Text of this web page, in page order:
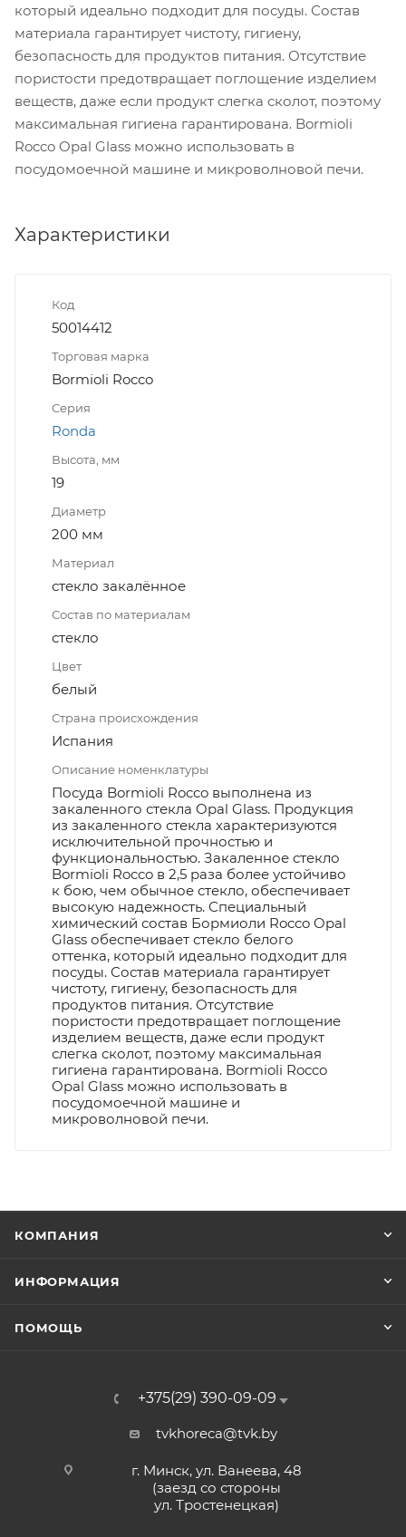
который идеально подходит для посуды. Состав
материала гарантирует чистоту, гигиену,
безопасность для продуктов питания. Отсутствие
пористости предотвращает поглощение изделием
веществ, даже если продукт слегка сколот, поэтому
максимальная гигиена гарантирована. Bormioli
Rocco Opal Glass можно использовать в
посудомоечной машине и микроволновой печи.
Характеристики
Код
50014412
Торговая марка
Bormioli Rocco
Серия
Ronda
Высота, мм
19
Диаметр
200 мм
Материал
стекло закалённое
Состав по материалам
стекло
Цвет
белый
Страна происхождения
Испания
Описание номенклатуры
Посуда Bormioli Rocco выполнена из
закаленного стекла Opal Glass. Продукция
из закаленного стекла характеризуются
исключительной прочностью и
функциональностью. Закаленное стекло
Bormioli Rocco в 2,5 раза более устойчиво
к бою, чем обычное стекло, обеспечивает
высокую надежность. Специальный
химический состав Бормиоли Rocco Opal
Glass обеспечивает стекло белого
оттенка, который идеально подходит для
посуды. Состав материала гарантирует
чистоту, гигиену, безопасность для
продуктов питания. Отсутствие
пористости предотвращает поглощение
изделием веществ, даже если продукт
слегка сколот, поэтому максимальная
гигиена гарантирована. Bormioli Rocco
Opal Glass можно использовать в
посудомоечной машине и
микроволновой печи.
КОМПАНИЯ
ИНФОРМАЦИЯ
ПОМОЩЬ
+375(29) 390-09-09
tvkhoreca@tvk.by
г. Минск, ул. Ванеева, 48
(заезд со стороны
ул. Тростенецкая)